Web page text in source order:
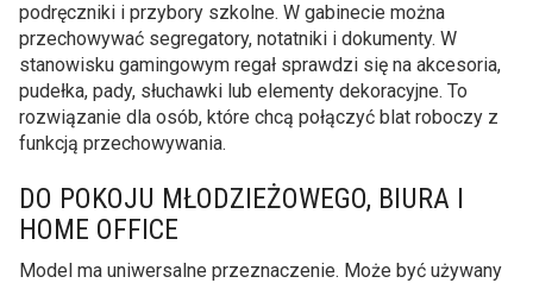
podręczniki i przybory szkolne. W gabinecie można
przechowywać segregatory, notatniki i dokumenty. W
stanowisku gamingowym regał sprawdzi się na akcesoria,
pudełka, pady, słuchawki lub elementy dekoracyjne. To
rozwiązanie dla osób, które chcą połączyć blat roboczy z
funkcją przechowywania.
DO POKOJU MŁODZIEŻOWEGO, BIURA I
HOME OFFICE
Model ma uniwersalne przeznaczenie. Może być używany